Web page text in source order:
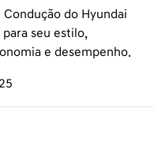
do Hyundai
seu estilo,
e desempenho.